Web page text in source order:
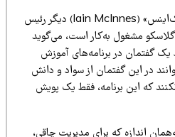
همتای هوسر، پروفسور «ایان مک‌اینس» (Iain McInnes) دیگر رئیس
مشغول به‌کار است، می‌گوید
در برنامه‌های آموزش
این گفتمان از سواد و دانش
این برنامه، فقط یک پویش
که برای مدیریت چاقی،